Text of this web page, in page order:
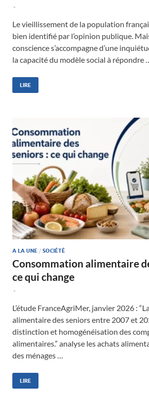
-
Le vieillissement de la population
bien identifié par l’opinion publique.
conscience s’accompagne d’une
la capacité du modèle social à répondre
LIRE
A LA UNE / SOCIÉTÉ
Consommation alimentaire
ce qui change
-
L’étude FranceAgriMer, janvier 2026 :
alimentaire des seniors entre 2007 et
distinction et homogénéisation des
alimentaires.” analyse les achats
des ménages …
LIRE